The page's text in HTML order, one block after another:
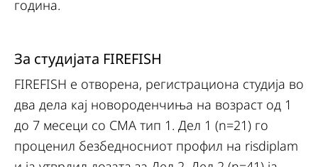
година.
За студијата FIREFISH
FIREFISH е отворена, регистрациона студија во
два дела кај новороденчиња на возраст од 1
до 7 месеци со СМА тип 1. Дел 1 (n=21) го
проценил безбедносниот профил на risdiplam